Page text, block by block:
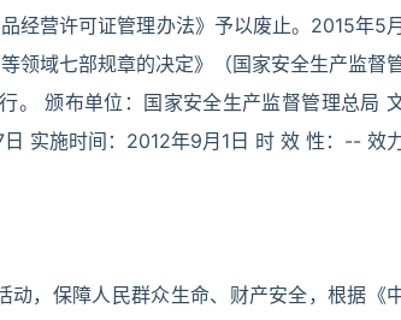
经营许可证管理办法》予以废止。2015年5
领域七部规章的决定》（国家安全生产监督
。 颁布单位：国家安全生产监督管理总局
实施时间：2012年9月1日 时 效 性：-- 效
，保障人民群众生命、财产安全，根据《